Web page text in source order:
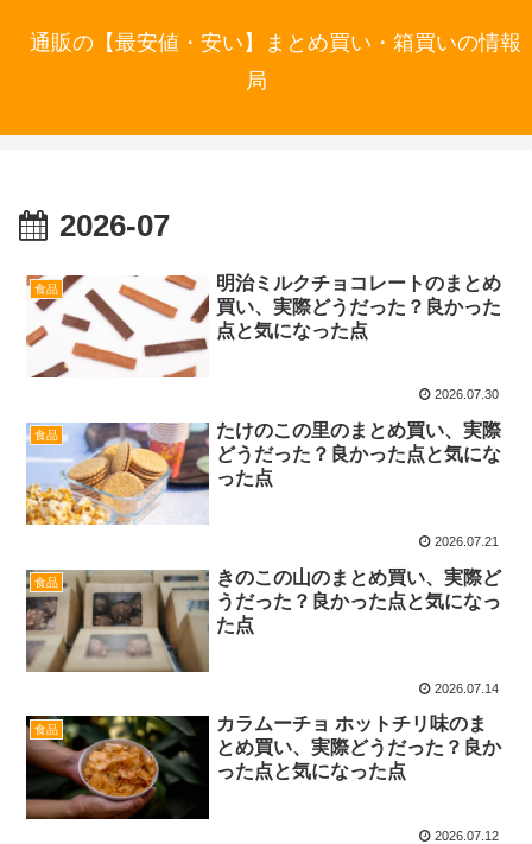
通販の【最安値・安い】まとめ買い・箱買いの情報
局
2026-07
食品
明治ミルクチョコレートのまとめ
買い、実際どうだった？良かった
点と気になった点
2026.07.30
食品
たけのこの里のまとめ買い、実際
どうだった？良かった点と気にな
った点
2026.07.21
食品
きのこの山のまとめ買い、実際ど
うだった？良かった点と気になっ
た点
2026.07.14
食品
カラムーチョ ホットチリ味のま
とめ買い、実際どうだった？良か
った点と気になった点
2026.07.12